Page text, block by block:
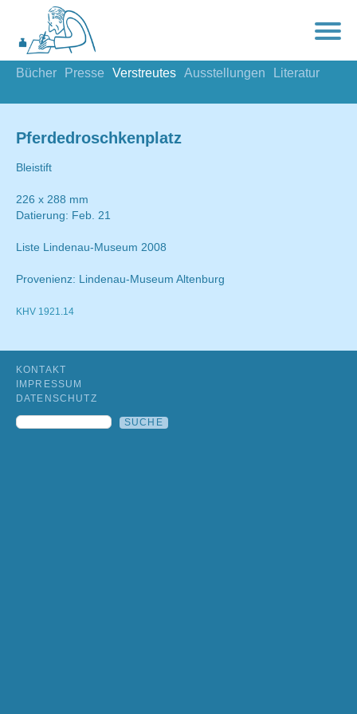
Bücher Presse Verstreutes Ausstellungen Literatur
Pferdedroschkenplatz
Bleistift
226 x 288 mm
Datierung: Feb. 21
Liste Lindenau-Museum 2008
Provenienz: Lindenau-Museum Altenburg
KHV 1921.14
KONTAKT
IMPRESSUM
DATENSCHUTZ